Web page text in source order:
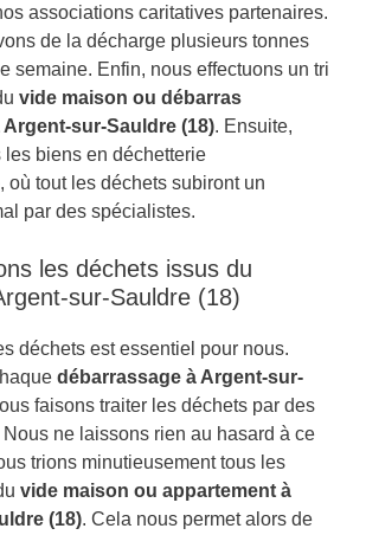
associations caritatives partenaires.
de la décharge plusieurs tonnes
semaine. Enfin, nous effectuons un tri
vide maison ou débarras
sur-Sauldre (18). Ensuite,
les biens en déchetterie
où tout les déchets subiront un
par des spécialistes.
les déchets issus du
sur-Sauldre (18)
déchets est essentiel pour nous.
débarrassage à Argent-sur-
faisons traiter les déchets par des
ne laissons rien au hasard à ce
trions minutieusement tous les
vide maison ou appartement à
(18). Cela nous permet alors de